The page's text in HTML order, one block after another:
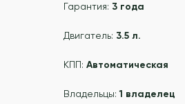
Гарантия: 3 года
Двигатель: 3.5 л.
КПП: Автоматическая
Владельцы:1 владелец